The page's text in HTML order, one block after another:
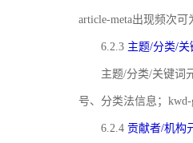
article-meta出现频次可
6.2.3 主题/分类/
主题/分类/关键词
号、分类法信息；
6.2.4 贡献者/机构